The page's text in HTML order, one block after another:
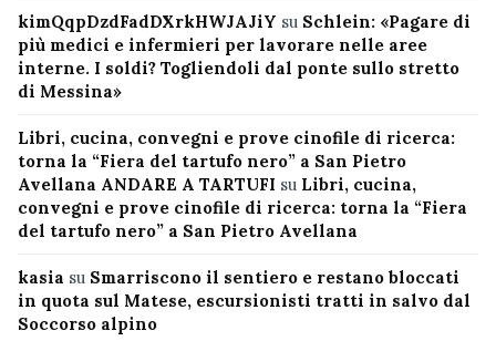
kimQqpDzdFadDXrkHWJAJiY su Schlein: «Pagare di
più medici e infermieri per lavorare nelle aree
interne. I soldi? Togliendoli dal ponte sullo stretto
di Messina»
Libri, cucina, convegni e prove cinofile di ricerca:
torna la “Fiera del tartufo nero” a San Pietro
Avellana ANDARE A TARTUFI su Libri, cucina,
convegni e prove cinofile di ricerca: torna la “Fiera
del tartufo nero” a San Pietro Avellana
kasia su Smarriscono il sentiero e restano bloccati
in quota sul Matese, escursionisti tratti in salvo dal
Soccorso alpino